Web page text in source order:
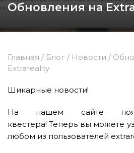
Обновления на
Главная / Блог / Новости /
Extrareality
Шикарные новости!
На нашем сайте
квестера! Теперь вы можете
любом из пользователей